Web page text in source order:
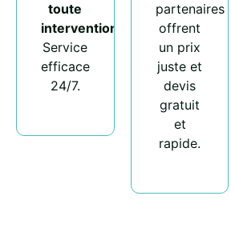
toute
intervention
Service
efficace
24/7.
partenaires
offrent
un prix
juste et
devis
gratuit
et
rapide.